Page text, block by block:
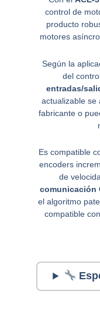
control de
producto
motores
Según la
del
entradas/
actualizable se
fabricante o
Es compatible
encoders
de
comunicación
el algoritmo
compatible